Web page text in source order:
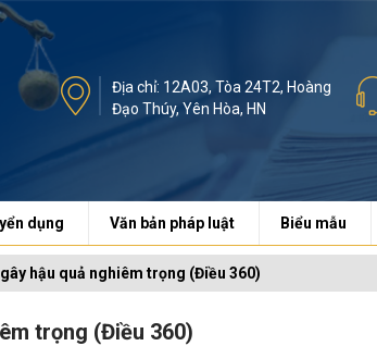
Địa chỉ: 12A03, Tòa 24T2, Hoàng
Đạo Thúy, Yên Hòa, HN
dụng Văn bản pháp luật Biểu mẫu
hậu quả nghiêm trọng (Điều 360)
trọng (Điều 360)